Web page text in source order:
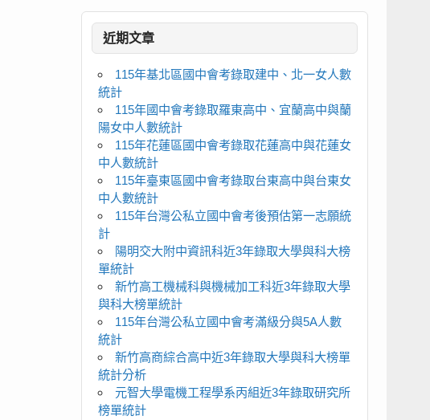
近期文章
115年基北區國中會考錄取建中、北一女人數
統計
115年國中會考錄取羅東高中、宜蘭高中與蘭
陽女中人數統計
115年花蓮區國中會考錄取花蓮高中與花蓮女
中人數統計
115年臺東區國中會考錄取台東高中與台東女
中人數統計
115年台灣公私立國中會考後預估第一志願統
計
陽明交大附中資訊科近3年錄取大學與科大榜
單統計
新竹高工機械科與機械加工科近3年錄取大學
與科大榜單統計
115年台灣公私立國中會考滿級分與5A人數
統計
新竹高商綜合高中近3年錄取大學與科大榜單
統計分析
元智大學電機工程學系丙組近3年錄取研究所
榜單統計